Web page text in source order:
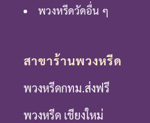
พวงหรีดวัดอื่น ๆ
สาขาร้านพวงหรีด
พวงหรีดกทม.ส่งฟรี
พวงหรีด เชียงใหม่